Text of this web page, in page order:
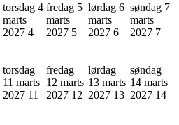
torsdag 4
marts
2027 4
fredag 5
marts
2027 5
lørdag 6
marts
2027 6
søndag 7
marts
2027 7
torsdag
11 marts
2027 11
fredag
12 marts
2027 12
lørdag
13 marts
2027 13
søndag
14 marts
2027 14